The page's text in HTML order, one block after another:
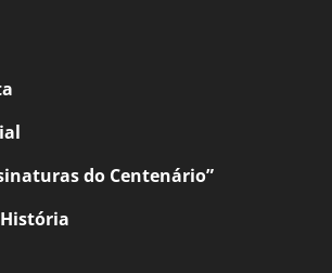
do Centenário”